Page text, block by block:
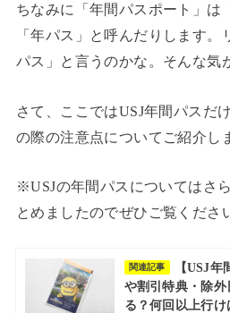
ちなみに「年間パスポート」は
「年パス」と呼んだりします
パス」と言うのかな。そんな気
さて、ここではUSJ年間パスだ
の際の注意点についてご紹介し
※USJの年間パスについてはさ
とめましたのでぜひご覧くださ
関連記事
【USJ
や割引特典・除
る？何回以上行け